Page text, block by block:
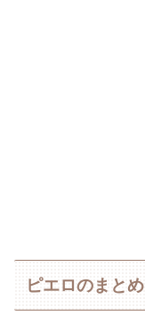
ピエロのまとめ